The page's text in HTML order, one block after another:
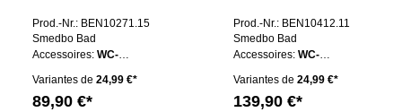
Laiton Brossé
Brosse à WC K
Prod.-Nr.: BEN10271.15
Smedbo Bad
Accessoires: WC-
Variantes de 24,99 €*
89,90 €*
Laiton Brossé
Brosse à WC M
Prod.-Nr.: BEN10412.11
Smedbo Bad
Accessoires: WC-
Variantes de 24,99 €*
139,90 €*